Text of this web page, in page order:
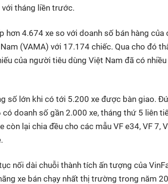
tháng liền trước.
hơn 4.674 xe so với doanh số bán hàng của
(VAMA) với 17.174 chiếc. Qua cho đó
của người tiêu dùng Việt Nam đã có
số lớn khi có tới 5.200 xe được bàn giao.
doanh số gần 2.000 xe, tháng thứ 5 liên
lại chia đều cho các mẫu VF e34, VF 7,
nối dài chuỗi thành tích ấn tượng của
xe bán chạy nhất thị trường trong năm